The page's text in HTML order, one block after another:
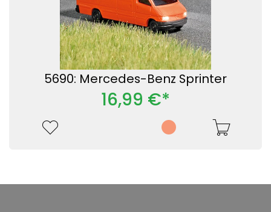
5690: Mercedes-Benz Sprinter
16,99 €*